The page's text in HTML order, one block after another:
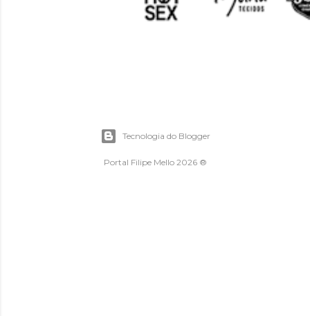
Tecnologia do Blogger
Portal Filipe Mello 2026 ®